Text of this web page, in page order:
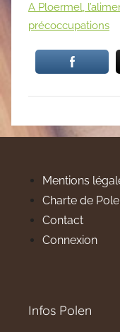
A Ploermel,
précoccupations
Mentions
Charte de
Contact
Connexion
Infos Polen